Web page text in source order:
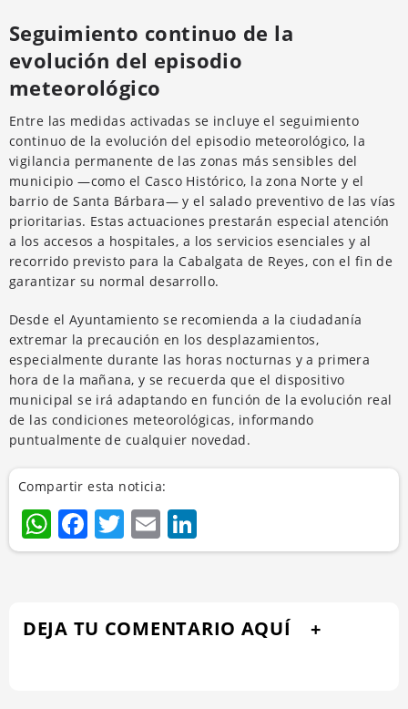
Seguimiento continuo de la
evolución del episodio
meteorológico
Entre las medidas activadas se incluye el seguimiento
continuo de la evolución del episodio meteorológico, la
vigilancia permanente de las zonas más sensibles del
municipio —como el Casco Histórico, la zona Norte y el
barrio de Santa Bárbara— y el salado preventivo de las vías
prioritarias. Estas actuaciones prestarán especial atención
a los accesos a hospitales, a los servicios esenciales y al
recorrido previsto para la Cabalgata de Reyes, con el fin de
garantizar su normal desarrollo.
Desde el Ayuntamiento se recomienda a la ciudadanía
extremar la precaución en los desplazamientos,
especialmente durante las horas nocturnas y a primera
hora de la mañana, y se recuerda que el dispositivo
municipal se irá adaptando en función de la evolución real
de las condiciones meteorológicas, informando
puntualmente de cualquier novedad.
Compartir esta noticia:
WhatsApp
Facebook
Twitter
Email
DEJA TU COMENTARIO AQUÍ